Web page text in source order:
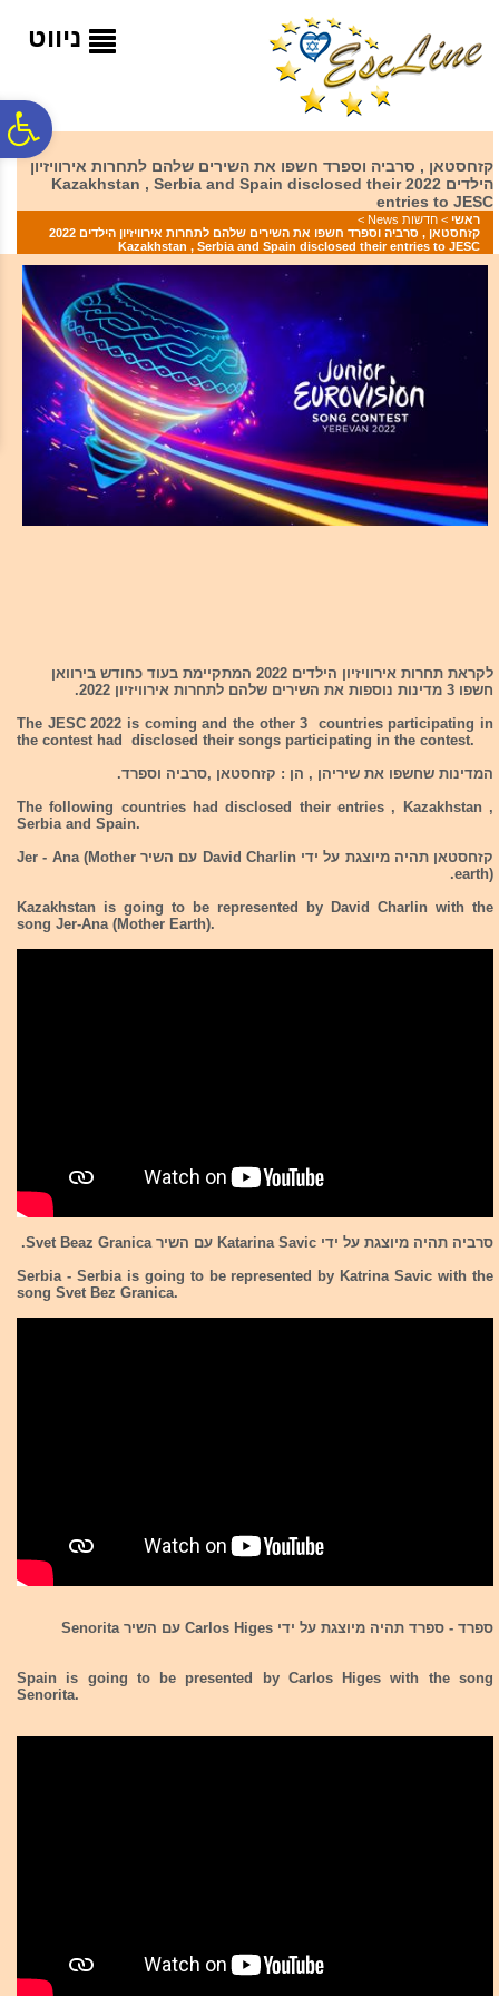
המרכזי
ניווט
קזחסטאן , סרביה וספרד חשפו את השירים שלהם לתחרות אירוויזיון
הילדים 2022 Kazakhstan , Serbia and Spain disclosed their
entries to JESC
ראשי > חדשות News
>
קזחסטאן , סרביה וספרד חשפו את השירים שלהם לתחרות אירוויזיון הילדים 2022
Kazakhstan , Serbia and Spain disclosed their entries to JESC
לקראת תחרות אירוויזיון הילדים 2022 המתקיימת בעוד כחודש בירוואן
חשפו 3 מדינות נוספות את השירים שלהם לתחרות אירוויזיון 2022.
The JESC 2022 is coming and the other 3 countries participating in
the contest had disclosed their songs participating in the contest.
המדינות שחשפו את שיריהן , הן : קזחסטאן ,סרביה וספרד.
The following countries had disclosed their entries , Kazakhstan ,
Serbia and Spain.
קזחסטאן
תהיה מיוצגת על ידי David Charlin עם השיר Jer - Ana (Mother
earth).
Kazakhstan is going to be represented by David Charlin with the
song Jer-Ana (Mother Earth).
סרביה תהיה מיוצגת על ידי Katarina Savic עם השיר Svet Beaz Granica.
Serbia - Serbia is going to be represented by Katrina Savic with the
song Svet Bez Granica.
ספרד - ספרד תהיה מיוצגת על ידי Carlos Higes עם השיר Senorita
Spain is going to be presented by Carlos Higes with the song
Senorita.